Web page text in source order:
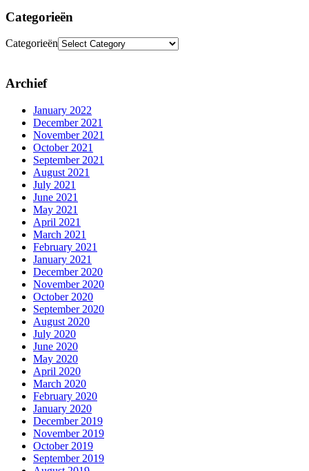
Categorieën
Categorieën
Archief
January 2022
December 2021
November 2021
October 2021
September 2021
August 2021
July 2021
June 2021
May 2021
April 2021
March 2021
February 2021
January 2021
December 2020
November 2020
October 2020
September 2020
August 2020
July 2020
June 2020
May 2020
April 2020
March 2020
February 2020
January 2020
December 2019
November 2019
October 2019
September 2019